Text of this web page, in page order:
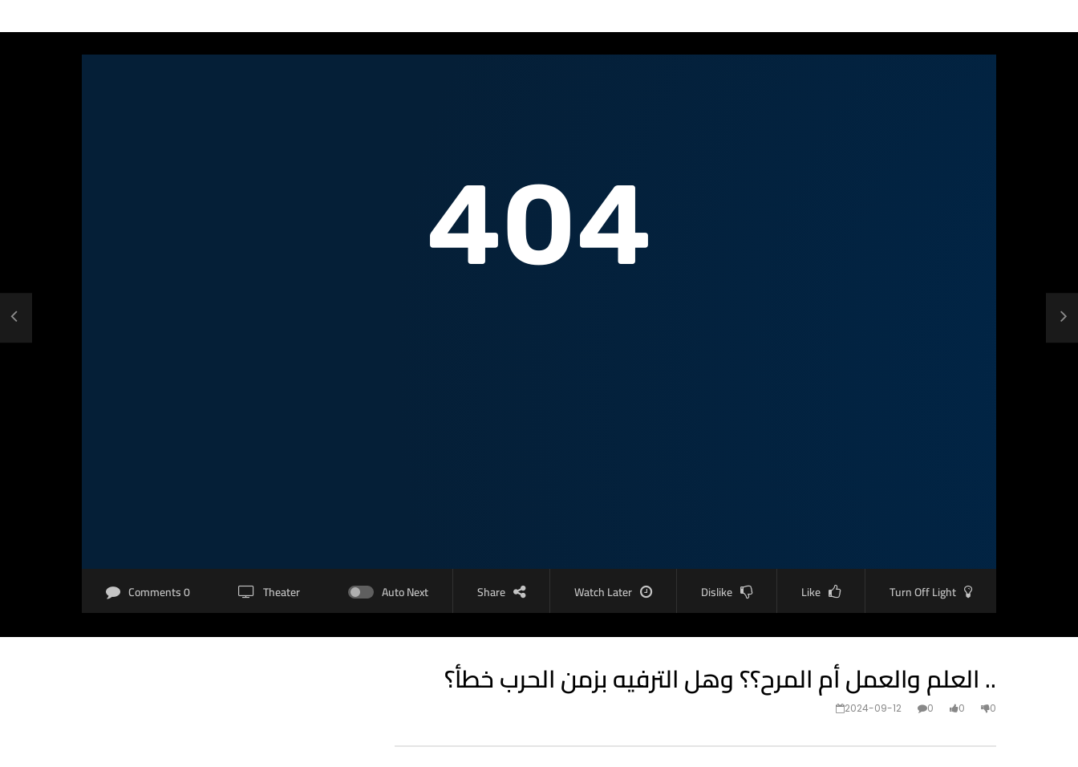
Turn Off Light
Like
Dislike
Watch Later
Share
Auto Next
Theater
0 Comments
العلم والعمل أم المرح؟؟ وهل الترفيه بزمن الحرب خطأ؟ ..
2024-09-12 0 0 0